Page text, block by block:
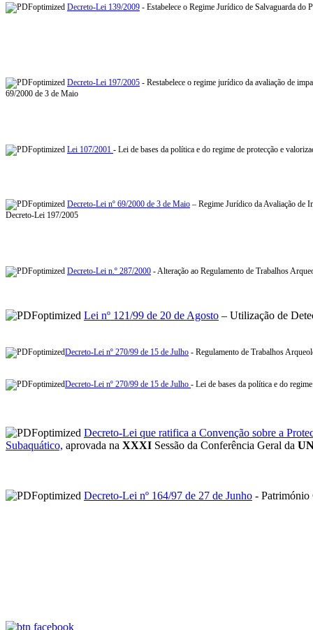
Decreto-Lei 139/2009 - Estabelece o Regime Jurídico de Salvaguarda do
Decreto-Lei 197/2005 - Restabelece o regime jurídico da avaliação de
69/2000 de 3 de Maio
Lei 107/2001 - Lei de bases da política e do regime de protecção e
Decreto-Lei nº 69/2000 de 3 de Maio – Regime Jurídico da Avaliação de
Decreto-Lei 197/2005
Decreto-Lei n.º 287/2000 - Alteração ao Regulamento de Trabalhos
Lei nº 121/99 de 20 de Agosto – Utilização de
Decreto-Lei nº 270/99 de 15 de Julho - Regulamento de Trabalhos
Decreto-Lei nº 270/99 de 15 de Julho - Lei de bases da política e do
Decreto-Lei que ratifica a Convenção sobre a
Subaquático, aprovada na XXXI Sessão da Conferência Geral da
Decreto-Lei nº 164/97 de 27 de Junho - Património